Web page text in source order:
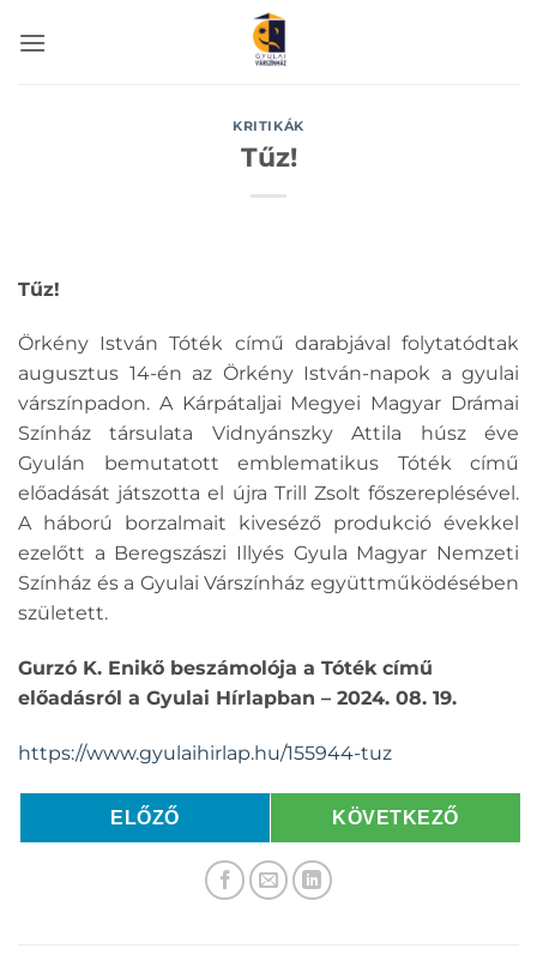
KRITIKÁK
Tűz!
Tűz!
Örkény István Tóték című darabjával folytatódtak
augusztus 14-én az Örkény István-napok a gyulai
várszínpadon. A Kárpátaljai Megyei Magyar Drámai
Színház társulata Vidnyánszky Attila húsz éve
Gyulán bemutatott emblematikus Tóték című
előadását játszotta el újra Trill Zsolt főszereplésével.
A háború borzalmait kiveséző produkció évekkel
ezelőtt a Beregszászi Illyés Gyula Magyar Nemzeti
Színház és a Gyulai Várszínház együttműködésében
született.
Gurzó K. Enikő beszámolója a Tóték című
előadásról a Gyulai Hírlapban – 2024. 08. 19.
https://www.gyulaihirlap.hu/155944-tuz
ELŐZŐ KÖVETKEZŐ